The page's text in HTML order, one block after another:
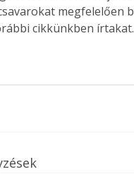
megfelelően
cikkünkben írtakat.